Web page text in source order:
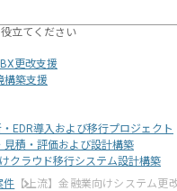
立てください
更改支援
構築支援
EDR導入および移行プロジェクト
見積・評価および設計構築
クラウド移行システム設計構築
件 【上流】金融業向けシステム更